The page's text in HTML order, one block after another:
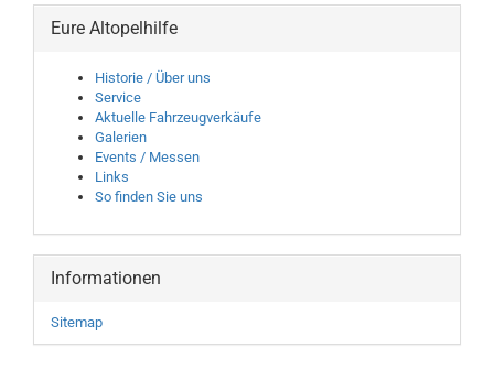
Eure Altopelhilfe
Historie / Über uns
Service
Aktuelle Fahrzeugverkäufe
Galerien
Events / Messen
Links
So finden Sie uns
Informationen
Sitemap